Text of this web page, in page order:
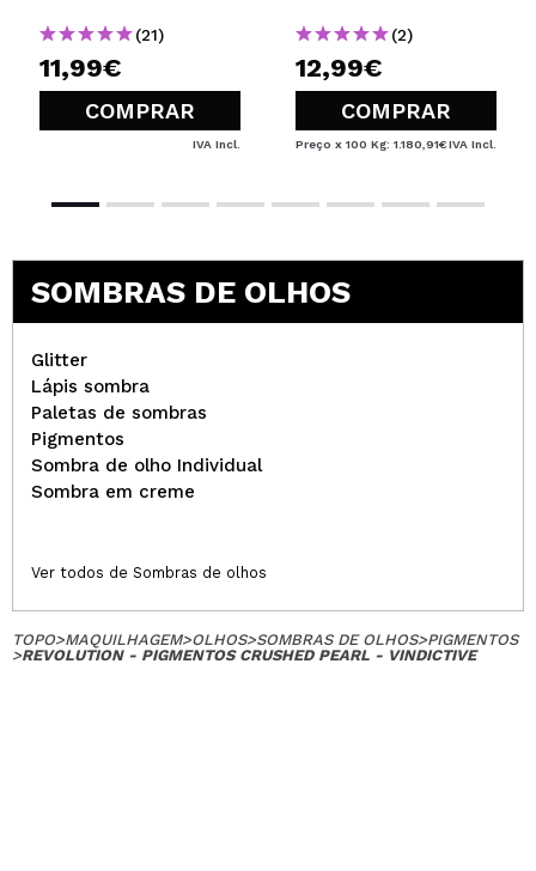
(21)
11,99€
COMPRAR
IVA Incl.
(2)
12,99€
COMPRAR
Preço x 100 Kg: 1.180,91€IVA Incl.
SOMBRAS DE OLHOS
Glitter
Lápis sombra
Paletas de sombras
Pigmentos
Sombra de olho Individual
Sombra em creme
Ver todos de Sombras de olhos
TOPO>MAQUILHAGEM>OLHOS>SOMBRAS DE OLHOS>PIGMENTOS
>REVOLUTION - PIGMENTOS CRUSHED PEARL - VINDICTIVE